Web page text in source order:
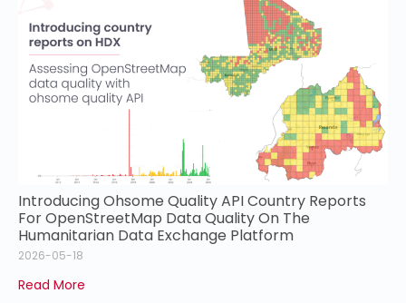
Introducing Ohsome Quality API Country Reports
For OpenStreetMap Data Quality On The
Humanitarian Data Exchange Platform
2026-05-18
Read More